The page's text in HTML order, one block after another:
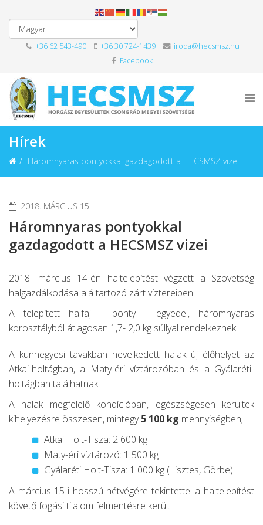
+36 62 543-490 +36 30 724-1439
iroda@hecsmsz.hu
Facebook
Hírek
Háromnyaras pontyokkal gazdagodott a HECSMSZ vizei
2018. MÁRCIUS 15
Háromnyaras pontyokkal
gazdagodott a HECSMSZ vizei
2018. március 14-én haltelepítést végzett a Szövetség
halgazdálkodása alá tartozó zárt víztereiben.
A telepített halfaj - ponty - egyedei, háromnyaras
korosztályból átlagosan 1,7- 2,0 kg súllyal rendelkeznek.
A kunhegyesi tavakban nevelkedett halak új élőhelyet az
Atkai-holtágban, a Maty-éri víztározóban és a Gyálaréti-
holtágban találhatnak.
A halak megfelelő kondícióban, egészségesen kerültek
kihelyezésre összesen, mintegy5 100 kg mennyiségben;
Atkai Holt-Tisza: 2 600 kg
Maty-éri víztározó: 1 500 kg
Gyálaréti Holt-Tisza: 1 000 kg (Lisztes, Görbe)
A március 15-i hosszú hétvégére tekintettel a haltelepítést
követő fogási tilalom felmentésre kerül.